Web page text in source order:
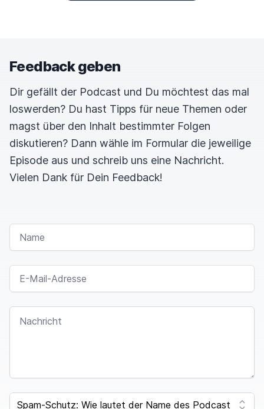
Feedback geben
Dir gefällt der Podcast und Du möchtest das mal
loswerden? Du hast Tipps für neue Themen oder
magst über den Inhalt bestimmter Folgen
diskutieren? Dann wähle im Formular die jeweilige
Episode aus und schreib uns eine Nachricht.
Vielen Dank für Dein Feedback!
NAME
E-MAIL-ADRESSE
NACHRICHT
F
SPAM CAPTCHA